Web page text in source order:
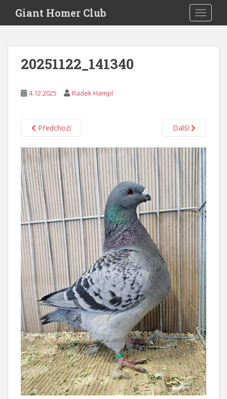
i
Giant Homer Club
20251122_141340
4.12.2025 Radek Hampl
Předchozí Další